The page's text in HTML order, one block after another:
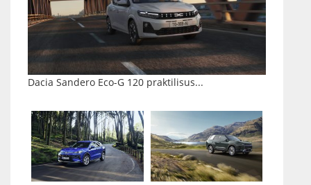
Dacia Sandero Eco-G 120 praktilisus...